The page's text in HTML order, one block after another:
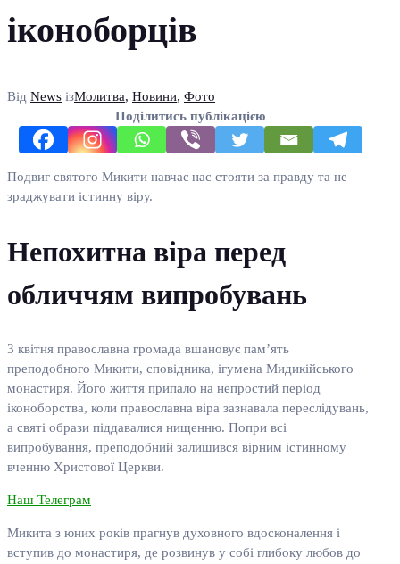
іконоборців
Від News ізМолитва, Новини, Фото
Поділитись публікацією
Подвиг святого Микити навчає нас стояти за правду та не
зраджувати істинну віру.
Непохитна віра перед
обличчям випробувань
3 квітня православна громада вшановує пам’ять
преподобного Микити, сповідника, ігумена Мидикійського
монастиря. Його життя припало на непростий період
іконоборства, коли православна віра зазнавала переслідувань,
а святі образи піддавалися нищенню. Попри всі
випробування, преподобний залишився вірним істинному
вченню Христової Церкви.
Наш Телеграм
Микита з юних років прагнув духовного вдосконалення і
вступив до монастиря, де розвинув у собі глибоку любов до